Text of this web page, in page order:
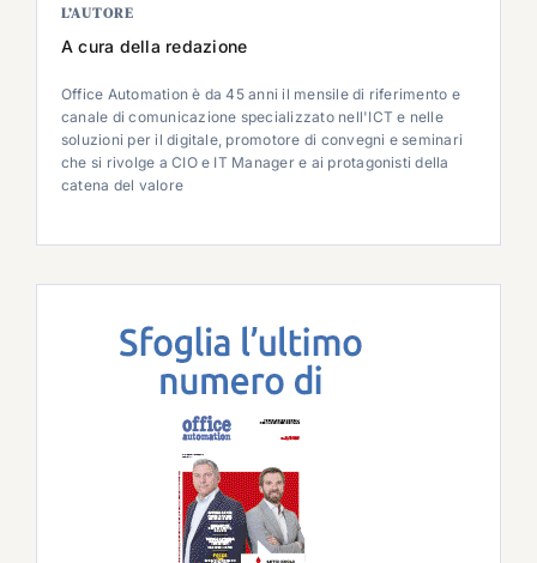
L’AUTORE
A cura della redazione
Office Automation è da 45 anni il mensile di riferimento e
canale di comunicazione specializzato nell'ICT e nelle
soluzioni per il digitale, promotore di convegni e seminari
che si rivolge a CIO e IT Manager e ai protagonisti della
catena del valore